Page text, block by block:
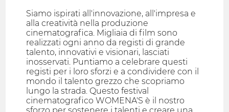
Siamo ispirati all'innovazione, all'impresa e
alla creatività nella produzione
cinematografica. Migliaia di film sono
realizzati ogni anno da registi di grande
talento, innovativi e visionari, lasciati
inosservati. Puntiamo a celebrare questi
registi per i loro sforzi e a condividere con il
mondo il talento grezzo che scopriamo
lungo la strada. Questo festival
cinematografico WOMENA'S è il nostro